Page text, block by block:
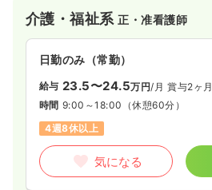
介護・福祉系正・准看護師
日勤のみ（常勤）
給与 23.5〜24.5万円/月 賞与2ヶ月
時間 9:00～18:00 （休憩60分）
4週8休以上
気になる